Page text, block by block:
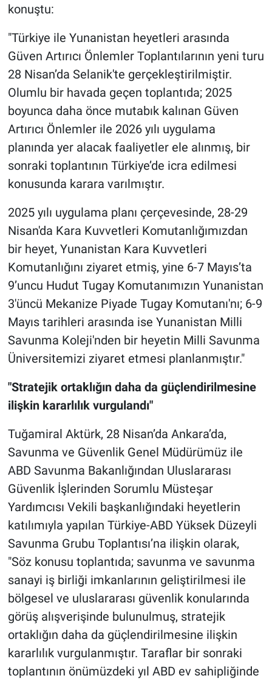
konuştu:
"Türkiye ile Yunanistan heyetleri arasında
Güven Artırıcı Önlemler Toplantılarının yeni turu
28 Nisan’da Selanik'te gerçekleştirilmiştir.
Olumlu bir havada geçen toplantıda; 2025
boyunca daha önce mutabık kalınan Güven
Artırıcı Önlemler ile 2026 yılı uygulama
planında yer alacak faaliyetler ele alınmış, bir
sonraki toplantının Türkiye’de icra edilmesi
konusunda karara varılmıştır.
2025 yılı uygulama planı çerçevesinde, 28-29
Nisan'da Kara Kuvvetleri Komutanlığımızdan
bir heyet, Yunanistan Kara Kuvvetleri
Komutanlığını ziyaret etmiş, yine 6-7 Mayıs’ta
9’uncu Hudut Tugay Komutanımızın Yunanistan
3'üncü Mekanize Piyade Tugay Komutanı'nı; 6-9
Mayıs tarihleri arasında ise Yunanistan Milli
Savunma Koleji'nden bir heyetin Milli Savunma
Üniversitemizi ziyaret etmesi planlanmıştır."
"Stratejik ortaklığın daha da güçlendirilmesine
ilişkin kararlılık vurgulandı"
Tuğamiral Aktürk, 28 Nisan’da Ankara’da,
Savunma ve Güvenlik Genel Müdürümüz ile
ABD Savunma Bakanlığından Uluslararası
Güvenlik İşlerinden Sorumlu Müsteşar
Yardımcısı Vekili başkanlığındaki heyetlerin
katılımıyla yapılan Türkiye-ABD Yüksek Düzeyli
Savunma Grubu Toplantısı’na ilişkin olarak,
"Söz konusu toplantıda; savunma ve savunma
sanayi iş birliği imkanlarının geliştirilmesi ile
bölgesel ve uluslararası güvenlik konularında
görüş alışverişinde bulunulmuş, stratejik
ortaklığın daha da güçlendirilmesine ilişkin
kararlılık vurgulanmıştır. Taraflar bir sonraki
toplantının önümüzdeki yıl ABD ev sahipliğinde